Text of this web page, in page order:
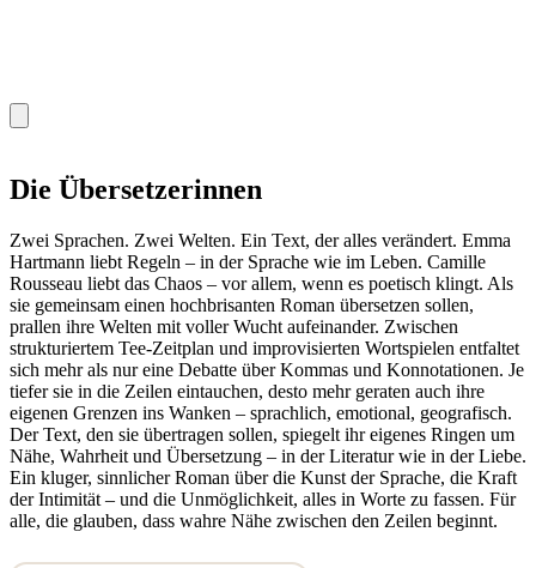
Die Übersetzerinnen
Zwei Sprachen. Zwei Welten. Ein Text, der alles verändert. Emma
Hartmann liebt Regeln – in der Sprache wie im Leben. Camille
Rousseau liebt das Chaos – vor allem, wenn es poetisch klingt. Als
sie gemeinsam einen hochbrisanten Roman übersetzen sollen,
prallen ihre Welten mit voller Wucht aufeinander. Zwischen
strukturiertem Tee-Zeitplan und improvisierten Wortspielen entfaltet
sich mehr als nur eine Debatte über Kommas und Konnotationen. Je
tiefer sie in die Zeilen eintauchen, desto mehr geraten auch ihre
eigenen Grenzen ins Wanken – sprachlich, emotional, geografisch.
Der Text, den sie übertragen sollen, spiegelt ihr eigenes Ringen um
Nähe, Wahrheit und Übersetzung – in der Literatur wie in der Liebe.
Ein kluger, sinnlicher Roman über die Kunst der Sprache, die Kraft
der Intimität – und die Unmöglichkeit, alles in Worte zu fassen. Für
alle, die glauben, dass wahre Nähe zwischen den Zeilen beginnt.